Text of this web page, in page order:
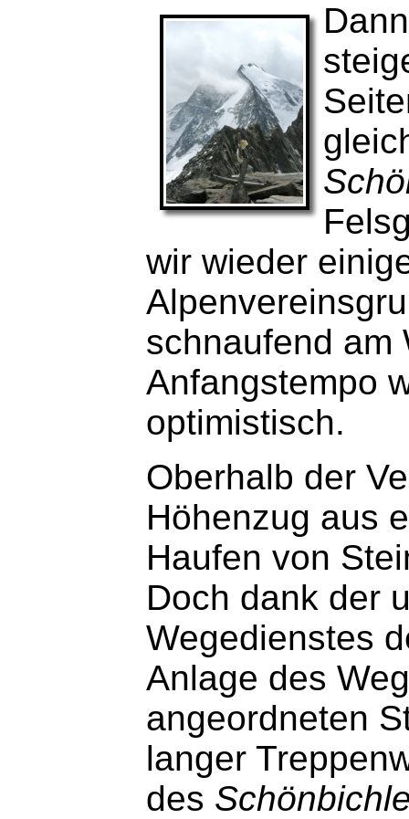
wir wieder
schnaufend am
Anfangstempo
optimistisch.
Oberhalb der
Höhenzug aus
Haufen von
Doch dank der
Wegedienstes
Anlage des
angeordneten
langer
des